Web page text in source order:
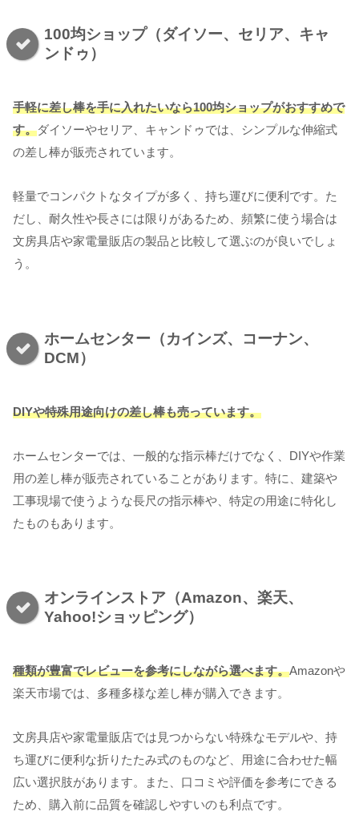
100均ショップ（ダイソー、セリア、キャ
ンドゥ）
手軽に差し棒を手に入れたいなら100均ショップがおすすめで
す。ダイソーやセリア、キャンドゥでは、シンプルな伸縮式
の差し棒が販売されています。
軽量でコンパクトなタイプが多く、持ち運びに便利です。た
だし、耐久性や長さには限りがあるため、頻繁に使う場合は
文房具店や家電量販店の製品と比較して選ぶのが良いでしょ
う。
ホームセンター（カインズ、コーナン、
DCM）
DIYや特殊用途向けの差し棒も売っています。
ホームセンターでは、一般的な指示棒だけでなく、DIYや作業
用の差し棒が販売されていることがあります。特に、建築や
工事現場で使うような長尺の指示棒や、特定の用途に特化し
たものもあります。
オンラインストア（Amazon、楽天、
Yahoo!ショッピング）
種類が豊富でレビューを参考にしながら選べます。Amazonや
楽天市場では、多種多様な差し棒が購入できます。
文房具店や家電量販店では見つからない特殊なモデルや、持
ち運びに便利な折りたたみ式のものなど、用途に合わせた幅
広い選択肢があります。また、口コミや評価を参考にできる
ため、購入前に品質を確認しやすいのも利点です。